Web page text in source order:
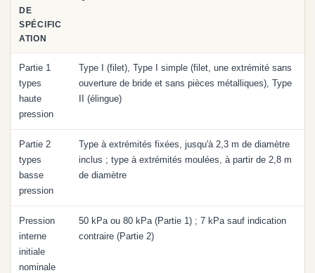
DE
SPÉCIFIC
ATION
Partie 1
types
haute
pression
Type I (filet), Type I simple (filet, une extrémité sans
ouverture de bride et sans pièces métalliques), Type
II (élingue)
Partie 2
types
basse
pression
Type à extrémités fixées, jusqu'à 2,3 m de diamètre
inclus ; type à extrémités moulées, à partir de 2,8 m
de diamètre
Pression
interne
initiale
nominale
50 kPa ou 80 kPa (Partie 1) ; 7 kPa sauf indication
contraire (Partie 2)